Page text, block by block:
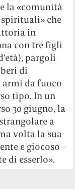
la «comunità
che
in
con tre figli
pargoli
di
da fuoco
tipo. In un
30 giugno, la
a
volta la sua
e giocoso –
di esserlo».